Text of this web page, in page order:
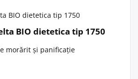
BIO dietetica tip 1750
morărit și panificație